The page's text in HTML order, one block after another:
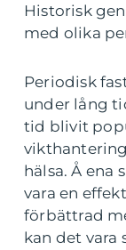
Historisk
med olika
Periodisk
under lång
tid blivit
hälsa. Å ena
vara en
förbättrad
kan det vara